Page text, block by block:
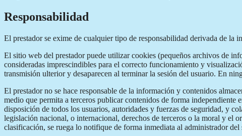
Responsabilidad
El prestador se exime de cualquier tipo de responsabilidad derivada de
El sitio web del prestador puede utilizar cookies (pequeños archivos de
consideradas imprescindibles para el correcto funcionamiento y
transmisión ulterior y desaparecen al terminar la sesión del usuario. En
El prestador no se hace responsable de la información y contenidos
medio que permita a terceros publicar contenidos de forma
disposición de todos los usuarios, autoridades y fuerzas de seguridad, y
legislación nacional, o internacional, derechos de terceros o la moral y el
clasificación, se ruega lo notifique de forma inmediata al administrador del